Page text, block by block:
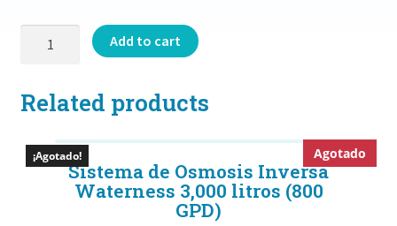
Mantenimiento Waterness Bomberos La Molina 96
Nuestro producto
Nuestro propósito
33
activado
sabor/olor)
Add to cart
Related products
¡Agotado! Agotado
Sistema de Osmosis Inversa
Waterness 3,000 litros (800
GPD)